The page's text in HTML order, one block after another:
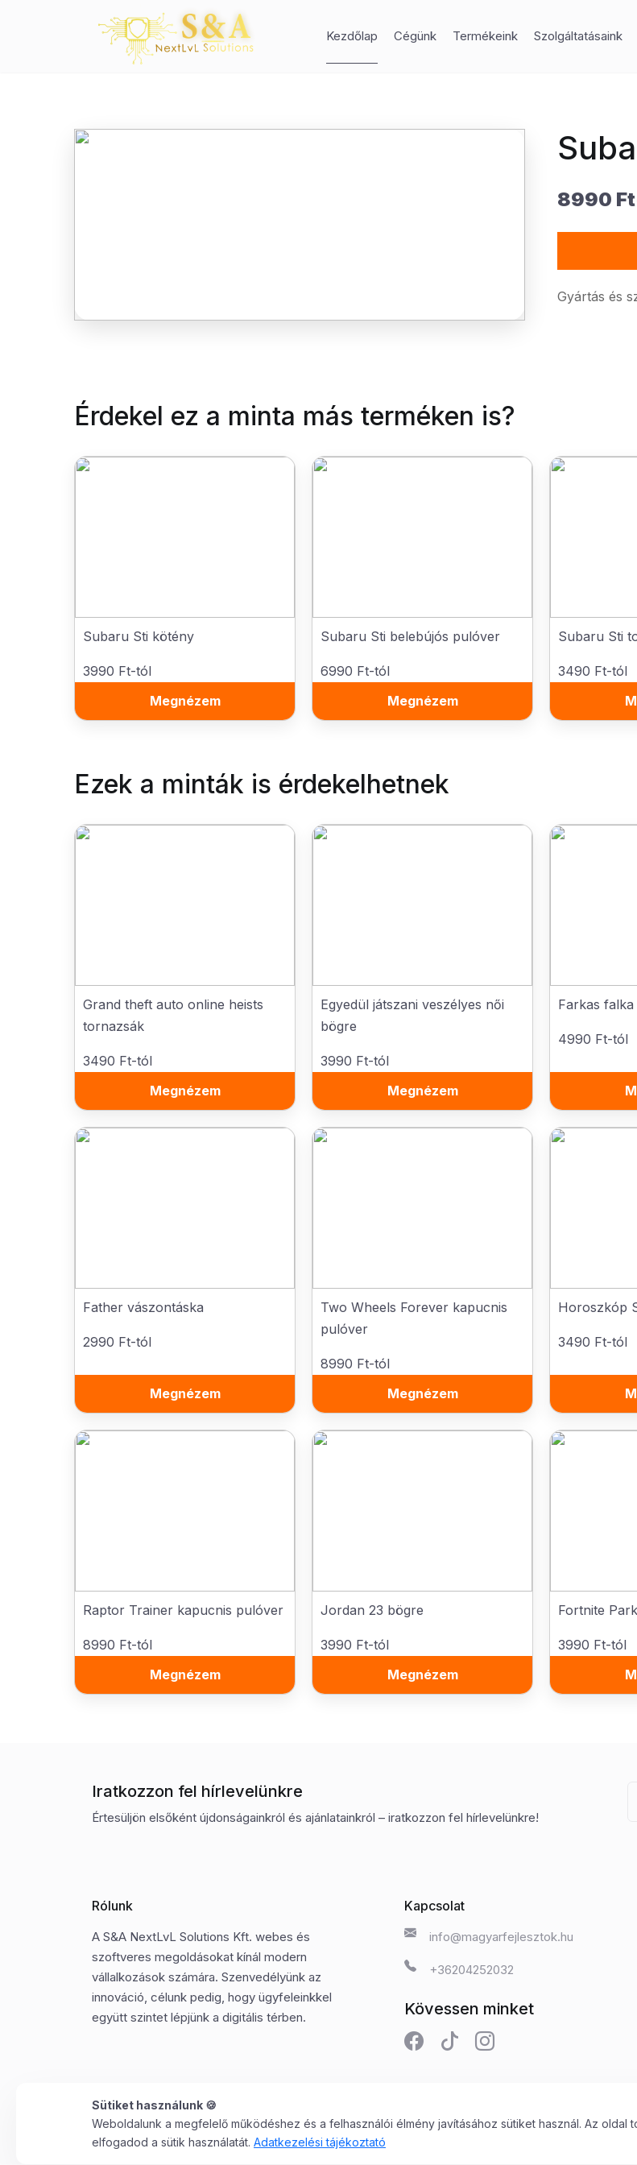
Kezdőlap Cégünk Termékeink Szolgáltatásaink
8990
Gyártás és
Érdekel ez a minta más terméken is?
Subaru Sti kötény
3990 Ft-tól
Megnézem
Subaru Sti belebújós pulóver
6990 Ft-tól
Megnézem
Subaru Sti
3490 Ft-tól
Ezek a minták is érdekelhetnek
Grand theft auto online heists
tornazsák
3490 Ft-tól
Megnézem
Egyedül játszani veszélyes női
bögre
3990 Ft-tól
Megnézem
Farkas
4990 Ft-tól
Father vászontáska
2990 Ft-tól
Megnézem
Two Wheels Forever kapucnis
pulóver
8990 Ft-tól
Megnézem
Horoszkóp
3490 Ft-tól
Raptor Trainer kapucnis pulóver
8990 Ft-tól
Megnézem
Jordan 23 bögre
3990 Ft-tól
Megnézem
Fortnite
3990 Ft-tól
Iratkozzon fel hírlevelünkre
Értesüljön elsőként újdonságainkról és ajánlatainkról – iratkozzon fel hírlevelünkre!
Rólunk
A S&A NextLvL Solutions Kft. webes és
szoftveres megoldásokat kínál modern
vállalkozások számára. Szenvedélyünk az
innováció, célunk pedig, hogy ügyfeleinkkel
együtt szintet lépjünk a digitális térben.
Kapcsolat
info@magyarfejlesztok.hu
+36204252032
Kövessen minket
©2025 Minden jog fenntartva. S&A NextLvL Solutions Kft.
Sütiket használunk 🍪
Weboldalunk a megfelelő működéshez és a felhasználói élmény javításához sütiket használ. Az oldal
elfogadod a sütik használatát. Adatkezelési tájékoztató